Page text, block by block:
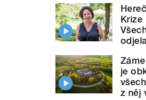
Krize
je
z něj